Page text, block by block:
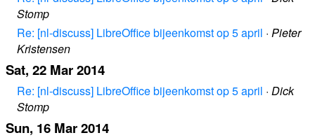
Stomp
Re: [nl-discuss] LibreOffice bijeenkomst op 5 april · Pieter
Kristensen
Sat, 22 Mar 2014
Re: [nl-discuss] LibreOffice bijeenkomst op 5 april · Dick
Stomp
Sun, 16 Mar 2014